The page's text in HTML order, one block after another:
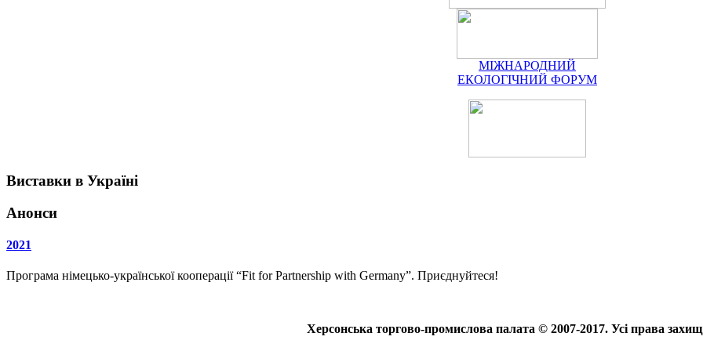
МІЖНАРОДНИЙ
ЕКОЛОГІЧНИЙ ФОРУМ
Виставки в Україні
Анонси
2021
Програма німецько-української кооперації “Fit for Partnership with Germany”. Приєднуйтеся!
Херсонська торгово-промислова палата © 2007-2017. Усі права